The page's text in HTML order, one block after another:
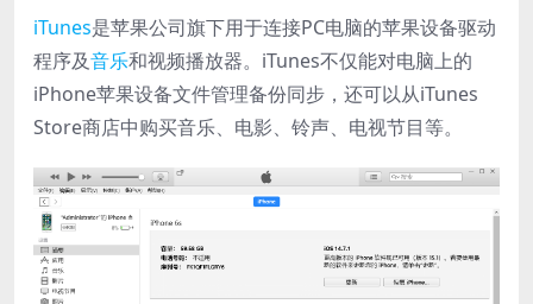
iTunes是苹果公司旗下用于连接PC电脑的苹果设备驱动
程序及音乐和视频播放器。iTunes不仅能对电脑上的
iPhone苹果设备文件管理备份同步，还可以从iTunes
Store商店中购买音乐、电影、铃声、电视节目等。